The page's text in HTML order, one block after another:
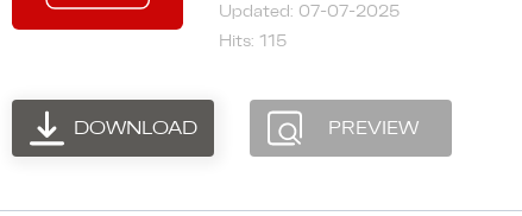
Updated: 07-07-2025
Hits: 115
DOWNLOAD PREVIEW